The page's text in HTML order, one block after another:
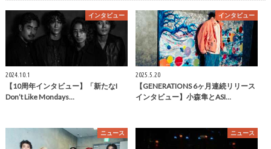
インタビュー
2024.10.1
【10周年インタビュー】「新たなI
Don’t Like Mondays…
インタビュー
2025.5.20
【GENERATIONS 6ヶ月連続リリース
インタビュー】小森隼とASI…
ニュース ニュース